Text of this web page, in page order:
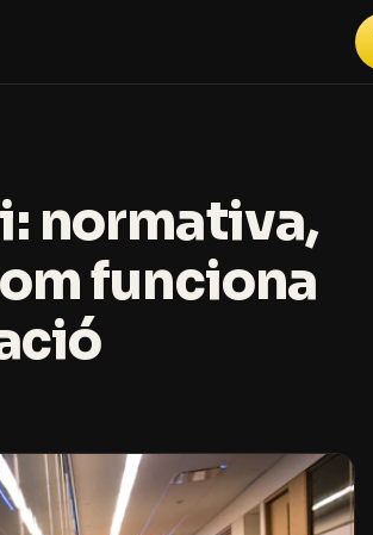
normativa,
funciona